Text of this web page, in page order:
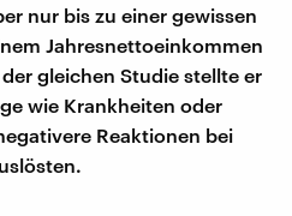
nur bis zu einer gewissen
Jahresnettoeinkommen
gleichen Studie stellte er
wie Krankheiten oder
Reaktionen bei